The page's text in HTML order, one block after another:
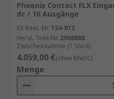
Phoenix Contact FLX
dc / 16 Ausgänge
RS Best.-Nr. 134-013
Herst. Teile-Nr. 2908888
Zwischensumme (1 Stück)
4.059,00 €(ohne MwSt.)
Menge